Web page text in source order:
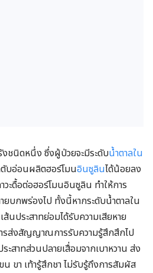
งชนิดหนึ่ง ซึ่งผู้ป่วยจะมีระดับน้ำตาลใน
ตับอ่อนผลิตฮอร์โมนอินซูลินได้น้อยลง
วะดื้อต่อฮอร์โมนอินซูลิน ทำให้การ
ยบกพร่องไป ทั้งนี้หากระดับน้ำตาลใน
ส้นประสาทย่อมได้รับความเสียหาย
รส่งสัญญาณการรับความรู้สึกสึกไป
ะสาทส่วนปลายเสื่อมจากเบาหวาน ส่ง
ขา เท้ารู้สึกชา ไม่รับรู้ถึงการสัมผัส